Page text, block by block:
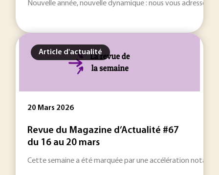
Nouvelle année, nouvelle dynamique : nous vous
Article d'actualité
20 Mars 2026
Revue du Magazine d’Actualité #67
du 16 au 20 mars
Cette semaine a été marquée par une accélération notable